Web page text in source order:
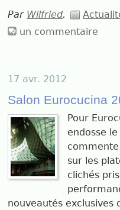
Par Wilfried.
un commentaire
17 avr. 2012
Salon Eurocucina
Pour
endosse
sur les
clichés
nouveautés exclusives